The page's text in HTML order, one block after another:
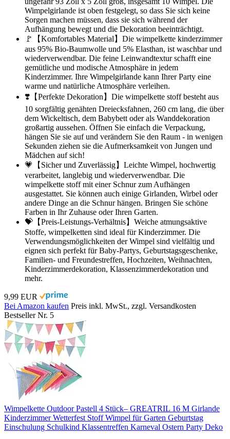
Wimpelgirlande ist oben festgelegt, so dass Sie sich keine
Sorgen machen müssen, dass sie sich während der
Aufhängung bewegt und die Dekoration beeinträchtigt.
🚩【Komfortables Material】Die wimpelkette kinderzimmer
aus 95% Bio-Baumwolle und 5% Elasthan, ist waschbar und
wiederverwendbar. Die feine Leinwandtextur schafft eine
gemütliche und modische Atmosphäre in jedem
Kinderzimmer. Ihre Wimpelgirlande kann Ihrer Party eine
warme und natürliche Atmosphäre verleihen.
❣️【Perfekte Dekoration】Die wimpelkette stoff besteht aus
10 sorgfältig genähten Dreiecksfahnen, 260 cm lang, die über
dem Wickeltisch, dem Babybett oder als Wanddekoration
großartig aussehen. Öffnen Sie einfach die Verpackung,
hängen Sie sie auf und verändern Sie den Raum - in wenigen
Sekunden ziehen sie die Aufmerksamkeit von Jungen und
Mädchen auf sich!
💗【Sicher und Zuverlässig】Leichte Wimpel, hochwertig
verarbeitet, langlebig und wiederverwendbar. Die
wimpelkette stoff mit einer Schnur zum Aufhängen
ausgestattet. Sie können auch einige Girlanden, Wirbel oder
andere Dinge an die Schnur hängen. Bringen Sie schöne
Farben in Ihr Zuhause oder Ihren Garten.
💝【Preis-Leistungs-Verhältnis】Weiche atmungsaktive
Stoffe, wimpelketten sind ideal für Kinderzimmer. Die
Verwendungsmöglichkeiten der Wimpel sind vielfältig und
eignen sich perfekt für Baby-Partys, Geburtstagsgeschenke,
Familien- und Freundestreffen, Hochzeiten, Weihnachten,
Kinderzimmerdekoration, Klassenzimmerdekoration und
mehr.
9,99 EUR
Bei Amazon kaufen Preis inkl. MwSt., zzgl. Versandkosten
Bestseller Nr. 5
Wimpelkette Outdoor Pastell 4 Stück– GREATRIL 16 M Girlande
Kinderzimmer Wetterfest Stoff Wimpel für Garten Geburtstag
Einschulung Schulkind Klassentreffen Karneval Ostern Party Deko